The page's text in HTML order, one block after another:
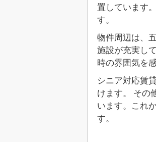
置しています
す。
物件周辺は、
施設が充実し
時の雰囲気を
シニア対応賃
けます。 その
います。これ
す。